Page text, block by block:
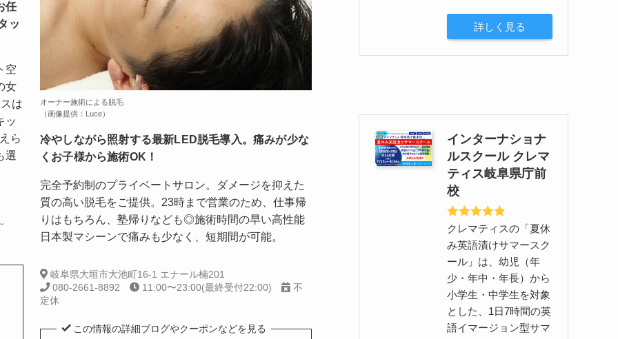
任
ッ
空
女
は
ッ
ら
選
オーナー施術による脱毛
（画像提供：Luce）
冷やしながら照射する最新LED脱毛導入。痛みが少な
くお子様から施術OK！
完全予約制のプライベートサロン。ダメージを抑えた
質の高い脱毛をご提供。23時まで営業のため、仕事帰
りはもちろん、塾帰りなども◎施術時間の早い高性能
日本製マシーンで痛みも少なく、短期間が可能。
岐阜県大垣市大池町16-1 エナール楠201
080-2661-8892
11:00〜23:00(最終受付22:00)
不
定休
この情報の詳細ブログやクーポンなどを見る
詳しく見る
インターナショナ
ルスクール クレマ
ティス岐阜県庁前
校
クレマティスの「夏休
み英語漬けサマースク
ール」は、幼児（年
少・年中・年長）から
小学生・中学生を対象
とした、1日7時間の英
語イマージョン型サマ